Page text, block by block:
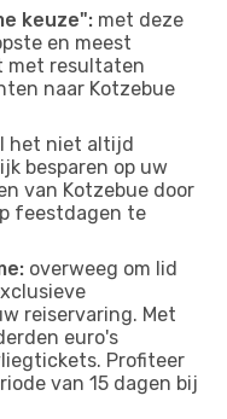
keuze": met deze
en meest
met resultaten
naar Kotzebue
het niet altijd
besparen op uw
van Kotzebue door
feestdagen te
overweeg om lid
reiservaring. Met
euro's
Profiteer
van 15 dagen bij